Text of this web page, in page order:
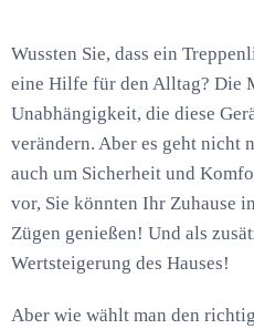
Wussten Sie, dass ein
eine Hilfe für den Alltag? Die
Unabhängigkeit, die diese
verändern. Aber es geht nicht
auch um Sicherheit und
vor, Sie könnten Ihr Zuhause
Zügen genießen! Und als
Wertsteigerung des Hauses!
Aber wie wählt man den